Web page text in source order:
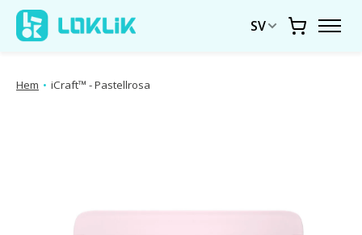
SV Vagn
Hem • iCraft™ - Pastellrosa